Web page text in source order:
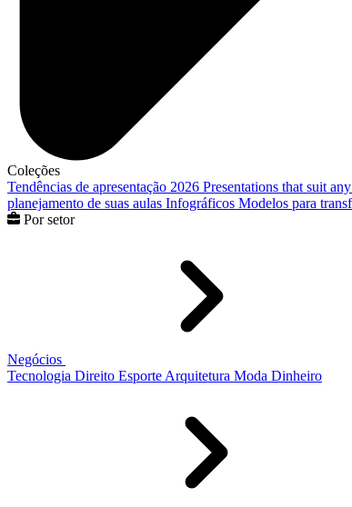
Coleções
Tendências de apresentação 2026 Presentations that suit
planejamento de suas aulas Infográficos Modelos para
Por setor
Negócios
Tecnologia Direito Esporte Arquitetura Moda Dinheiro